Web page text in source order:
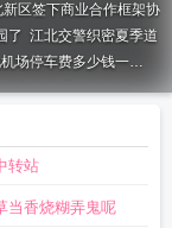
新区签下商业合作框架协
了 江北交警织密夏季道
场停车费多少钱一
迎战巴威交出答卷江
工招聘
调研东力股份
家获评科学企业家
转站
当香烧糊弄鬼呢